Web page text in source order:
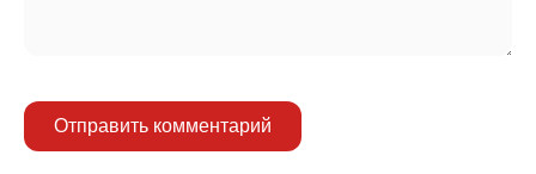
Отправить комментарий